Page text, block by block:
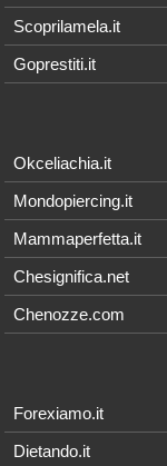
Scoprilamela.it
Goprestiti.it
Okceliachia.it
Mondopiercing.it
Mammaperfetta.it
Chesignifica.net
Chenozze.com
Forexiamo.it
Dietando.it